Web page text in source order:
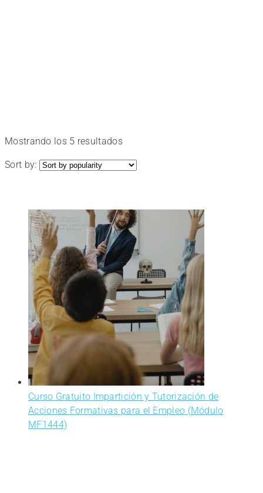
el
disfruta
aprendiendo.
Mostrando los 5 resultadosOrdenado
popularidad
Sort by:
Curso Gratuito Impartición y Tutorización de
Acciones Formativas para el Empleo (Módulo
MF1444)